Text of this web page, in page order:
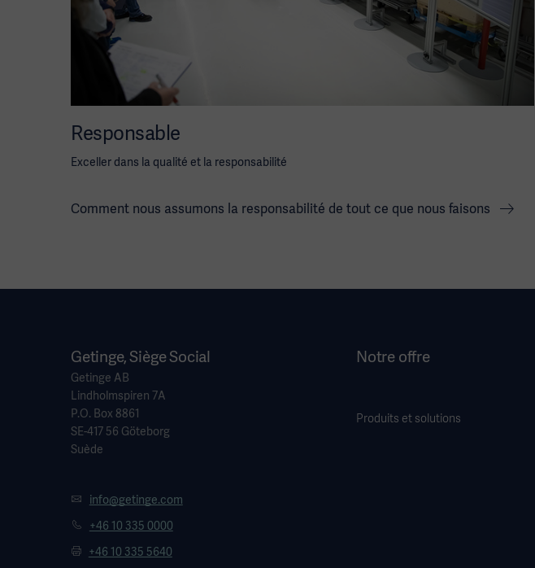
Responsable
Exceller dans la qualité et la responsabilité
Comment nous assumons la responsabilité de tout ce que nous faisons
Getinge, Siège Social
Getinge AB
Lindholmspiren 7A
P.O. Box 8861
SE-417 56 Göteborg
Suède
info@getinge.com
+46 10 335 0000
+46 10 335 5640
Notre offre
Produits et solutions